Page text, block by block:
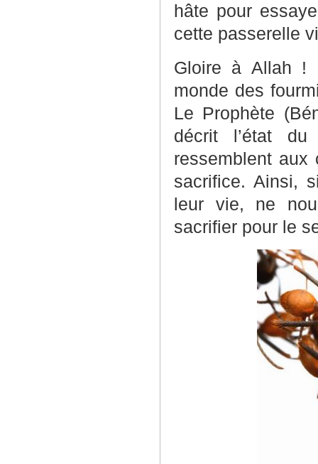
hâte pour
cette passerelle
Gloire à Allah !
monde des
Le Prophète
décrit l’état
ressemblent aux
sacrifice. Ainsi,
leur vie, ne
sacrifier pour le